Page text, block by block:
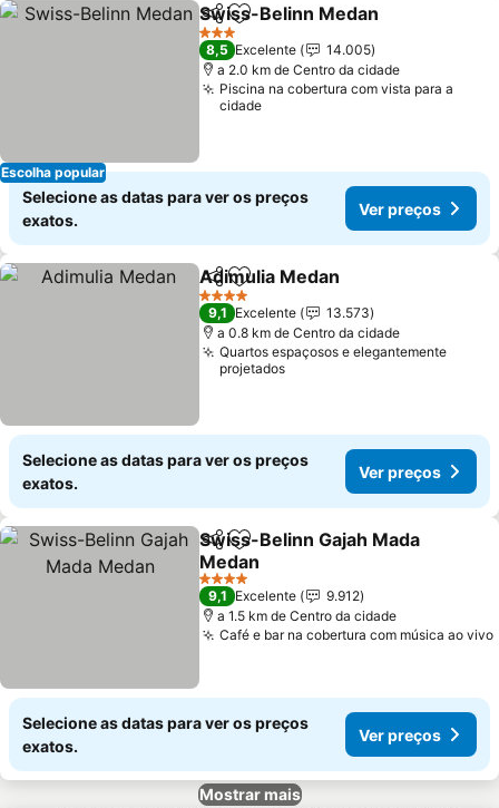
Escolha popular
PartilharAdicionar aos favoritos
Swiss-Belinn Medan
3 Estrelas
8,5 Excelente
14.005
a 2.0 km de Centro da cidade
Piscina na cobertura com vista para a
cidade
Selecione as datas para ver os preços
exatos.
Ver preços
PartilharAdicionar aos favoritos
Adimulia Medan
4 Estrelas
9,1 Excelente
13.573
a 0.8 km de Centro da cidade
Quartos espaçosos e elegantemente
projetados
Selecione as datas para ver os preços
exatos.
Ver preços
PartilharAdicionar aos favoritos
Swiss-Belinn Gajah Mada
Medan
Ver preços
4 Estrelas
9,1 Excelente
9.912
a 1.5 km de Centro da cidade
Café e bar na cobertura com música ao vivo
Selecione as datas para ver os preços
exatos.
Ver preços
Mostrar mais